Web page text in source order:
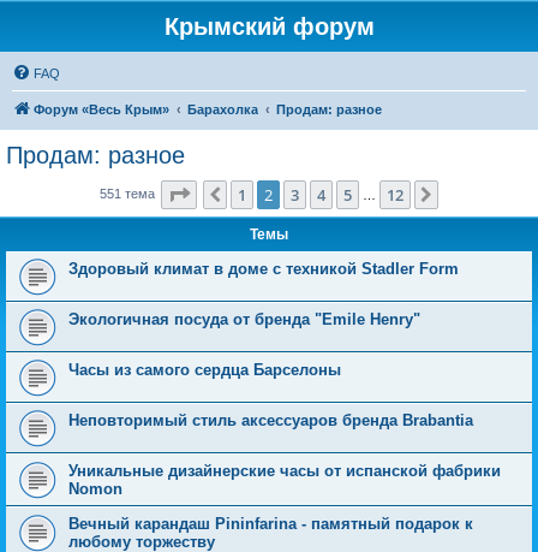
Крымский форум
FAQ
Форум «Весь Крым» Барахолка Продам: разное
Продам: разное
551 тема Страница из 12
Пред.
1 2 3 4 5 12
Темы
Здоровый климат в доме с техникой Stadler Form
Экологичная посуда от бренда "Emile Henry"
Часы из самого сердца Барселоны
Неповторимый стиль аксессуаров бренда Brabantia
Уникальные дизайнерские часы от испанской фабрики
Nomon
Вечный карандаш Pininfarina - памятный подарок к
любому торжеству